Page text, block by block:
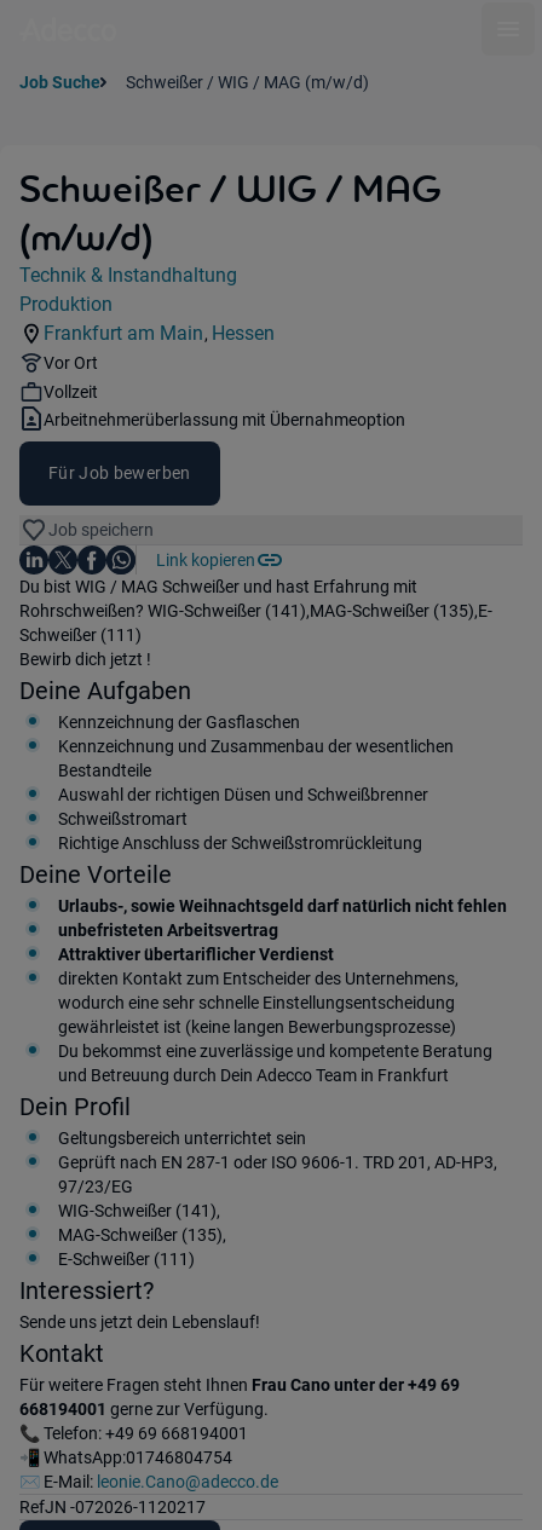
Job Suche Schweißer / WIG / MAG (m/w/d)
Schweißer / WIG / MAG
(m/w/d)
Jobdetails
Kategorie:
Technik & Instandhaltung
Industry:
Produktion
Standorte:
Frankfurt am Main,
Region:
Hessen
Remote Option:
Vor Ort
Workhours:
Vollzeit
Vertragsart:
Arbeitnehmerüberlassung mit Übernahmeoption
Für Job bewerben
Job speichern
Teile diesen Job
Auf LinkedIn teilen
Auf X teilen
Auf Facebook teilen
Auf WhatsApp teilen
Link kopieren
Einleitung
Du bist WIG / MAG Schweißer und hast Erfahrung mit
Rohrschweißen? WIG-Schweißer (141),MAG-Schweißer (135),E-
Schweißer (111)
Bewirb dich jetzt !
Deine Aufgaben
Kennzeichnung der Gasflaschen
Kennzeichnung und Zusammenbau der wesentlichen
Bestandteile
Auswahl der richtigen Düsen und Schweißbrenner
Schweißstromart
Richtige Anschluss der Schweißstromrückleitung
Deine Vorteile
Urlaubs-, sowie Weihnachtsgeld darf natürlich nicht fehlen
unbefristeten Arbeitsvertrag
Attraktiver übertariflicher Verdienst
direkten Kontakt zum Entscheider des Unternehmens,
wodurch eine sehr schnelle Einstellungsentscheidung
gewährleistet ist (keine langen Bewerbungsprozesse)
Du bekommst eine zuverlässige und kompetente Beratung
und Betreuung durch Dein Adecco Team in Frankfurt
Dein Profil
Geltungsbereich unterrichtet sein
Geprüft nach EN 287-1 oder ISO 9606-1. TRD 201, AD-HP3,
97/23/EG
WIG-Schweißer (141),
MAG-Schweißer (135),
E-Schweißer (111)
Interessiert?
Sende uns jetzt dein Lebenslauf!
Kontakt
Für weitere Fragen steht Ihnen Frau Cano unter der +49 69
668194001 gerne zur Verfügung.
📞 Telefon: +49 69 668194001
📲 WhatsApp:01746804754
✉️ E-Mail: leonie.Cano@adecco.de
RefJN -072026-1120217